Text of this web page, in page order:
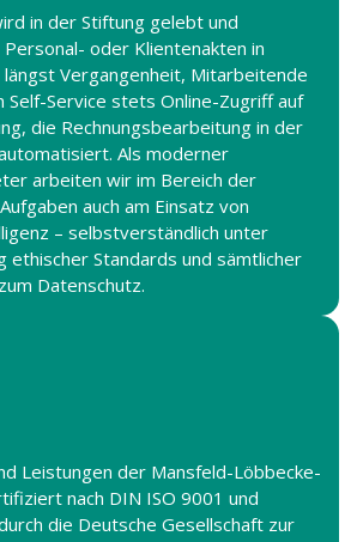
in der Stiftung gelebt und
oder Klientenakten in
Vergangenheit, Mitarbeitende
Self-Service stets Online-Zugriff auf
die Rechnungsbearbeitung in der
Als moderner
arbeiten wir im Bereich der
auch am Einsatz von
– selbstverständlich unter
ethischer Standards und sämtlicher
Datenschutz.
Leistungen der Mansfeld-Löbbecke-
nach DIN ISO 9001 und
die Deutsche Gesellschaft zur